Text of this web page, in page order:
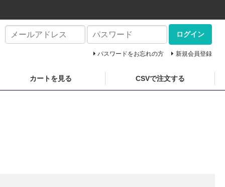
ログイン
パスワードをお忘れの方 新規会員登録
カートを見る CSVで注文する